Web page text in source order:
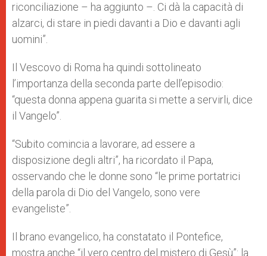
riconciliazione – ha aggiunto –. Ci dà la capacità di
alzarci, di stare in piedi davanti a Dio e davanti agli
uomini”.
Il Vescovo di Roma ha quindi sottolineato
l’importanza della seconda parte dell’episodio:
“questa donna appena guarita si mette a servirli, dice
il Vangelo”.
“Subito comincia a lavorare, ad essere a
disposizione degli altri”, ha ricordato il Papa,
osservando che le donne sono “le prime portatrici
della parola di Dio del Vangelo, sono vere
evangeliste”.
Il brano evangelico, ha constatato il Pontefice,
mostra anche “il vero centro del mistero di Gesù”: la